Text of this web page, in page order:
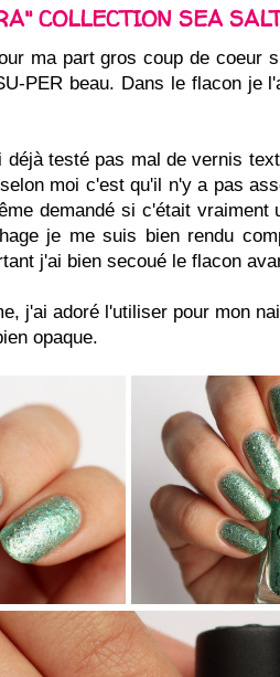
COLLECTION SEA
ma part gros coup de coeur
PER beau. Dans le flacon je
testé pas mal de vernis
moi c'est qu'il n'y a pas
demandé si c'était
je me suis bien rendu
j'ai bien secoué le flacon
j'ai adoré l'utiliser pour mon
opaque.